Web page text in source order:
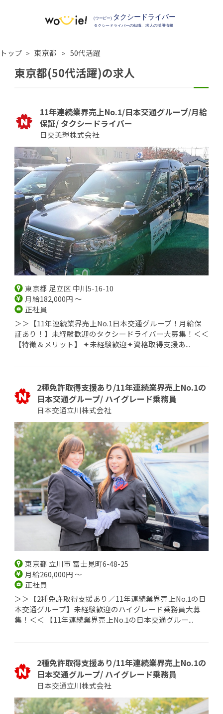
トップ 東京都 50代活躍
東京都(50代活躍)の求人
11年連続業界売上No.1/日本交通グループ/月給
保証/ タクシードライバー
日交美輝株式会社
東京都 足立区 中川5-16-10
月給182,000円 ～
正社員
＞＞【11年連続業界売上No.1日本交通グループ！月給保
証あり！】未経験歓迎のタクシードライバー大募集！＜＜
【特徴＆メリット】 ✦未経験歓迎✦資格取得支援あ...
2種免許取得支援あり/11年連続業界売上No.1の
日本交通グループ/ ハイグレード乗務員
日本交通立川株式会社
東京都 立川市 富士見町6-48-25
月給260,000円 ～
正社員
＞＞【2種免許取得支援あり／11年連続業界売上No.1の日
本交通グループ】未経験歓迎のハイグレード乗務員大募
集！＜＜ 【11年連続業界売上No.1の日本交通グルー...
2種免許取得支援あり/11年連続業界売上No.1の
日本交通グループ/ ハイグレード乗務員
日本交通立川株式会社